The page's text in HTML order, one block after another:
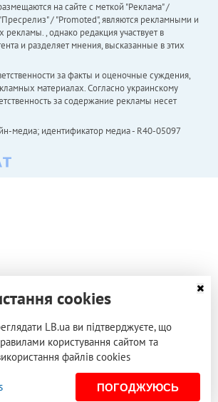
на сайте с меткой "Реклама" /
/ "Promoted", являются рекламными и
рекламы. , однако редакция участвует в
и разделяет мнения, высказанные в этих
за факты и оценочные суждения,
материалах. Согласно украинскому
за содержание рекламы несет
медиа; идентификатор медиа - R40-05097
cookies
LB.ua ви підтверджуєте, що
користування сайтом та
файлів cookies
ПОГОДЖУЮСЬ